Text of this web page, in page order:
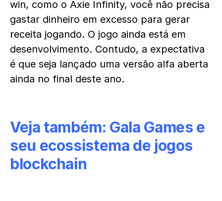
win, como o Axie Infinity, você não precisa
gastar dinheiro em excesso para gerar
receita jogando. O jogo ainda está em
desenvolvimento. Contudo, a expectativa
é que seja lançado uma versão alfa aberta
ainda no final deste ano.
Veja também: Gala Games e
seu ecossistema de jogos
blockchain